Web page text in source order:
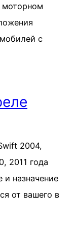
моторном
с
2004,
2011 года
назначение
от вашего в